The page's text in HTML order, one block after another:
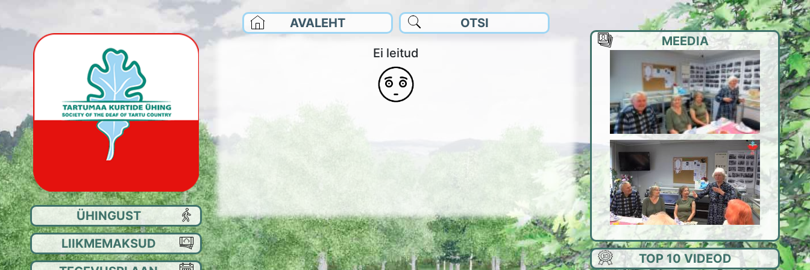
AVALEHT OTSI
Ei leitud
ÜHINGUST
EESMÄRK
JUHATUS
LIIKMEMAKSUD
MEEDIA
TOP 10 VIDEOD